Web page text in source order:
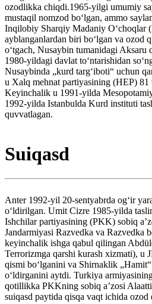
ozodlikka chiqdi.1965-yilgi umumiy
mustaqil nomzod boʻlgan, ammo
Inqilobiy Sharqiy Madaniy Oʻchoqlar
ayblanganlardan biri boʻlgan va ozod
oʻtgach, Nusaybin tumanidagi Aksaru
1980-yildagi davlat toʻntarishidan
Nusaybinda „kurd targʻiboti“ uchun
u Xalq mehnat partiyasining (HEP) 81
Keyinchalik u 1991-yilda
1992-yilda Istanbulda Kurd instituti
quvvatlagan.
Suiqasd
Anter 1992-yil 20-sentyabrda ogʻir
oʻldirilgan. Umit Cizre 1985-yilda
Ishchilar partiyasining (PKK) sobiq
Jandarmiyasi Razvedka va Razvedka
keyinchalik ishga qabul qilingan
Terrorizmga qarshi kurash xizmati), u
qismi boʻlganini va Shirnaklik
oʻldirganini aytdi. Turkiya
qotillikka PKKning sobiq aʼzosi
suiqasd paytida qisqa vaqt ichida ozod